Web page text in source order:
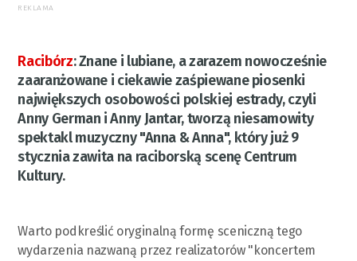
REKLAMA
Racibórz:Znane i lubiane, a zarazem nowocześnie
zaaranżowane i ciekawie zaśpiewane piosenki
największych osobowości polskiej estrady, czyli
Anny German i Anny Jantar, tworzą niesamowity
spektakl muzyczny "Anna & Anna", który już 9
stycznia zawita na raciborską scenę Centrum
Kultury.
Warto podkreślić oryginalną formę sceniczną tego
wydarzenia nazwaną przez realizatorów "koncertem